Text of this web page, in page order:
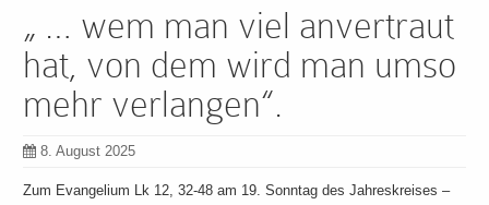
„ … wem man viel anvertraut
hat, von dem wird man umso
mehr verlangen“.
8. August 2025
Zum Evangelium Lk 12, 32-48 am 19. Sonntag des Jahreskreises –